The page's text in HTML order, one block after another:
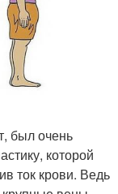
был очень
которой
ток крови. Ведь